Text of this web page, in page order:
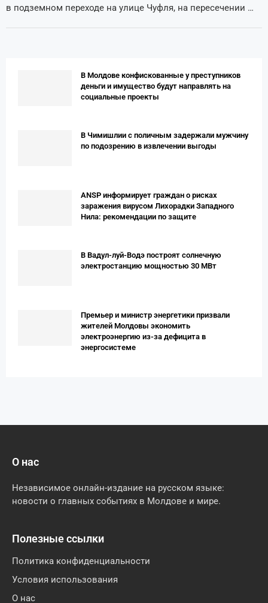
в подземном переходе на улице Чуфля, на пересечении …
В Молдове конфискованные у преступников
деньги и имущество будут направлять на
социальные проекты
В Чимишлии с поличным задержали мужчину
по подозрению в извлечении выгоды
ANSP информирует граждан о рисках
заражения вирусом Лихорадки Западного
Нила: рекомендации по защите
В Вадул-луй-Водэ построят солнечную
электростанцию мощностью 30 МВт
Премьер и министр энергетики призвали
жителей Молдовы экономить
электроэнергию из-за дефицита в
энергосистеме
О нас
Независимое онлайн-издание на русском языке:
новости о главных событиях в Молдове и мире.
Полезные ссылки
Политика конфиденциальности
Условия использования
О нас